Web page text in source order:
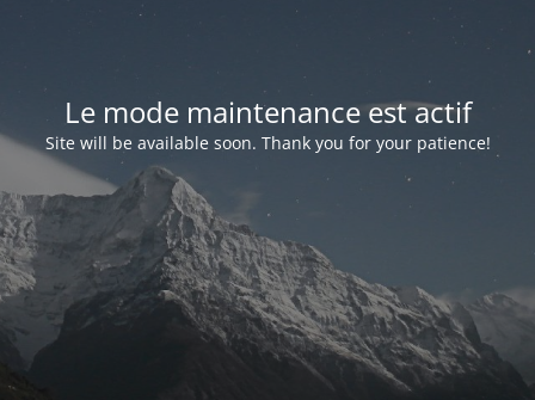
Le mode maintenance est actif
Site will be available soon. Thank you for your patience!